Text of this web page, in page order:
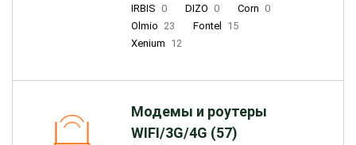
IRBIS 0 DIZO 0 Corn 0
Olmio 23 Fontel
15
Xenium 12
Модемы и роутеры
WIFI/3G/4G (57)